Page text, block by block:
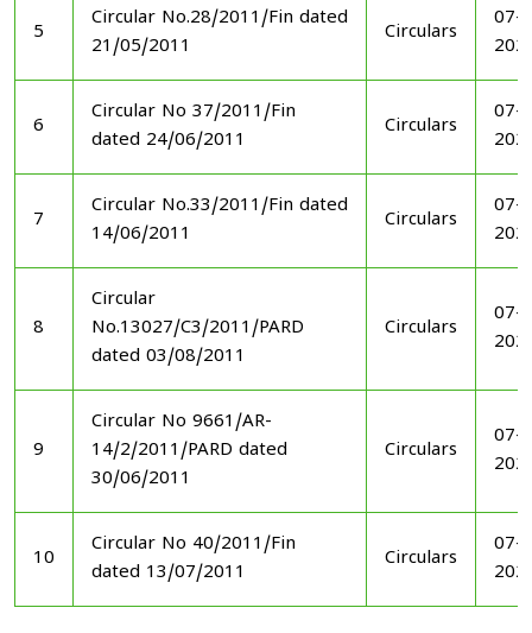
5
Circular No.28/2011/Fin dated
21/05/2011
Circulars
07-
6
Circular No 37/2011/Fin
dated 24/06/2011
Circulars
07-
7
Circular No.33/2011/Fin dated
14/06/2011
Circulars
07-
8
Circular
No.13027/C3/2011/PARD
dated 03/08/2011
Circulars
07-
9
Circular No 9661/AR-
14/2/2011/PARD dated
30/06/2011
Circulars
07-
10
Circular No 40/2011/Fin
dated 13/07/2011
Circulars
07-